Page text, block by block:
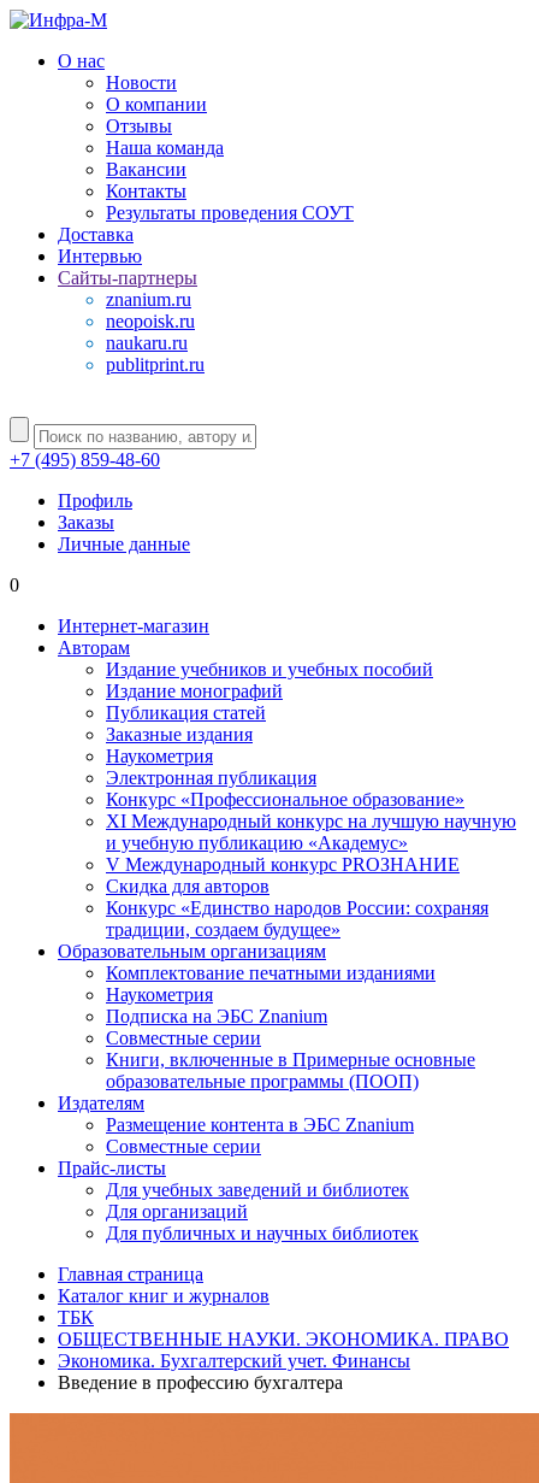
О нас
Новости
О компании
Отзывы
Наша команда
Вакансии
Контакты
Результаты проведения СОУТ
Доставка
Интервью
Сайты-партнеры
znanium.ru
neopoisk.ru
naukaru.ru
publitprint.ru
+7 (495) 859-48-60
Профиль
Заказы
Личные данные
0
Интернет-магазин
Авторам
Издание учебников и учебных пособий
Издание монографий
Публикация статей
Заказные издания
Наукометрия
Электронная публикация
Конкурс «Профессиональное образование»
XI Международный конкурс на лучшую научную
и учебную публикацию «Академус»
V Международный конкурс PROЗНАНИЕ
Скидка для авторов
Конкурс «Единство народов России: сохраняя
традиции, создаем будущее»
Образовательным организациям
Комплектование печатными изданиями
Наукометрия
Подписка на ЭБС Znanium
Совместные серии
Книги, включенные в Примерные основные
образовательные программы (ПООП)
Издателям
Размещение контента в ЭБС Znanium
Совместные серии
Прайс-листы
Для учебных заведений и библиотек
Для организаций
Для публичных и научных библиотек
Главная страница
Каталог книг и журналов
ТБК
ОБЩЕСТВЕННЫЕ НАУКИ. ЭКОНОМИКА. ПРАВО
Экономика. Бухгалтерский учет. Финансы
Введение в профессию бухгалтера